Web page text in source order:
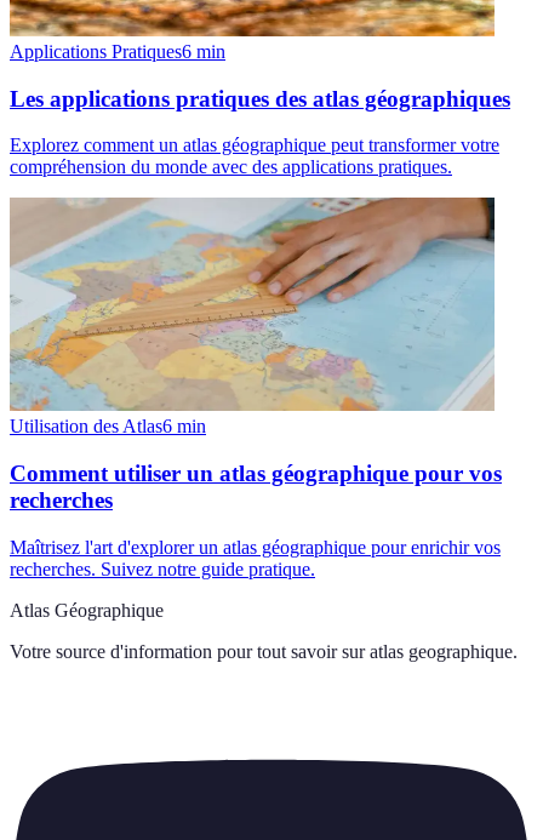
Applications Pratiques6 min
Les applications pratiques des atlas géographiques
Explorez comment un atlas géographique peut transformer votre
compréhension du monde avec des applications pratiques.
Utilisation des Atlas6 min
Comment utiliser un atlas géographique pour vos
recherches
Maîtrisez l'art d'explorer un atlas géographique pour enrichir vos
recherches. Suivez notre guide pratique.
Atlas Géographique
Votre source d'information pour tout savoir sur atlas geographique.